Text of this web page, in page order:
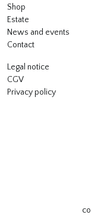
Shop
Estate
News and events
Contact
Legal notice
CGV
Privacy policy